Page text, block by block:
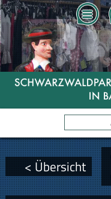
< Übersicht